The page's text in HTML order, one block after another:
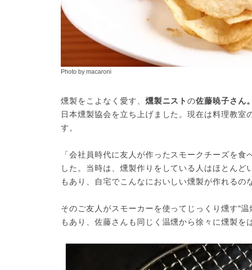
Photo by macaroni
燻製をこよなく愛す、 燻製ニストの佐藤暁子さん
日本燻製協会を立ち上げました。現在は料理教室
す。
「会社員時代に友人が作ったスモークチーズを
した。当時は、燻製作りをしている人はほとんど
もあり、自宅でこんなにおいしい燻製が作れるの
そのご友人がスモーカーを使ってじっくり燻す“
もあり、佐藤さんも同じく温燻から徐々に燻製を